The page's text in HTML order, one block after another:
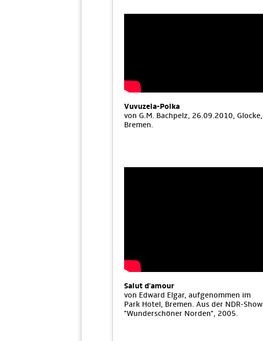
Vuvuzela-Polka
von G.M. Bachpelz, 26.09.2010, Glocke,
Bremen.
Salut d'amour
von Edward Elgar, aufgenommen im
Park Hotel, Bremen. Aus der NDR-Show
"Wunderschöner Norden", 2005.